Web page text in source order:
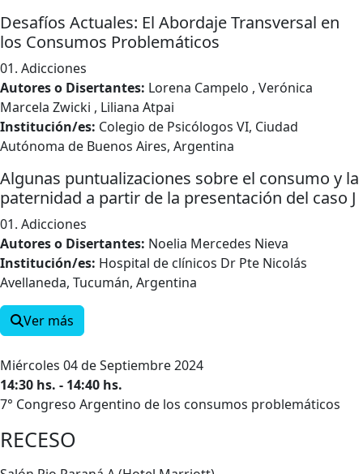
Desafíos Actuales: El Abordaje Transversal en
los Consumos Problemáticos
01. Adicciones
Autores o Disertantes: Lorena Campelo , Verónica
Marcela Zwicki , Liliana Atpai
Institución/es: Colegio de Psicólogos VI, Ciudad
Autónoma de Buenos Aires, Argentina
Algunas puntualizaciones sobre el consumo y la
paternidad a partir de la presentación del caso J
01. Adicciones
Autores o Disertantes: Noelia Mercedes Nieva
Institución/es: Hospital de clínicos Dr Pte Nicolás
Avellaneda, Tucumán, Argentina
Ver más
Miércoles 04 de Septiembre 2024
14:30 hs. - 14:40 hs.
7° Congreso Argentino de los consumos problemáticos
RECESO